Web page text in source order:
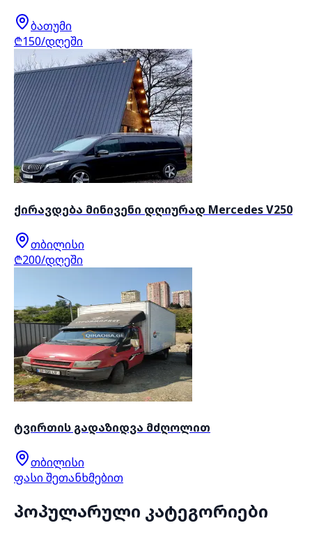
ბათუმი
₾150/დღეში
ქირავდება მინივენი დღიურად Mercedes V250
თბილისი
₾200/დღეში
ტვირთის გადაზიდვა მძღოლით
თბილისი
ფასი შეთანხმებით
პოპულარული კატეგორიები